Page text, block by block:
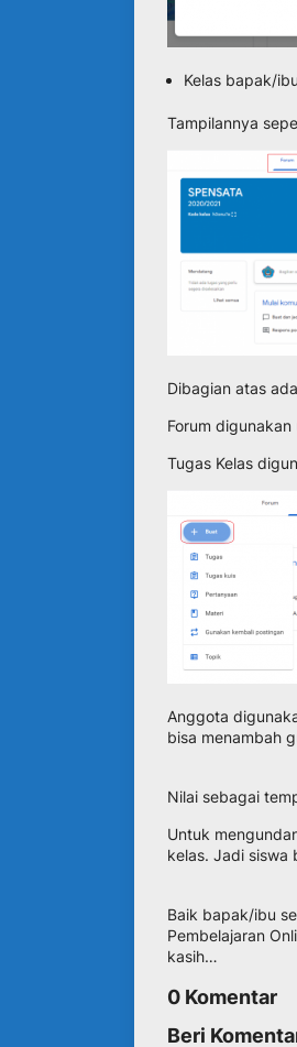
Kelas bapak/
Tampilannya
Dibagian atas
Forum
Tugas Kelas
Anggota
bisa menambah
Nilai sebagai
Untuk
kelas. Jadi siswa
Baik bapak/ibu
Pembelajaran
kasih…
0 Komentar
Beri